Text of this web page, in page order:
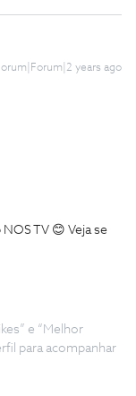
years ago
TV 😊 Veja se
e “Melhor
para acompanhar